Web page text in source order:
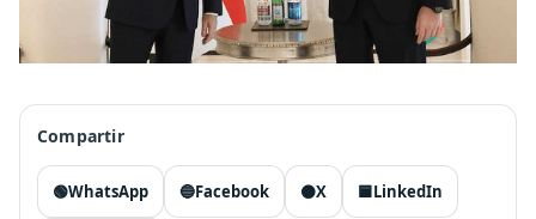
Compartir
🟢WhatsApp 🔵Facebook ⚫X 🟦LinkedIn